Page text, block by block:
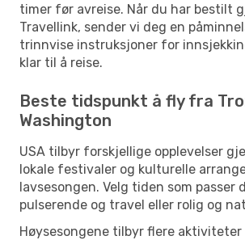
timer før avreise. Når du har bestilt
Travellink, sender vi deg en
trinnvise instruksjoner for
klar til å reise.
Beste tidspunkt å fly fra
Washington
USA tilbyr forskjellige opplevelser
lokale festivaler og kulturelle
lavsesongen. Velg tiden som passer
pulserende og travel eller rolig og
Høysesongene tilbyr flere aktiviteter